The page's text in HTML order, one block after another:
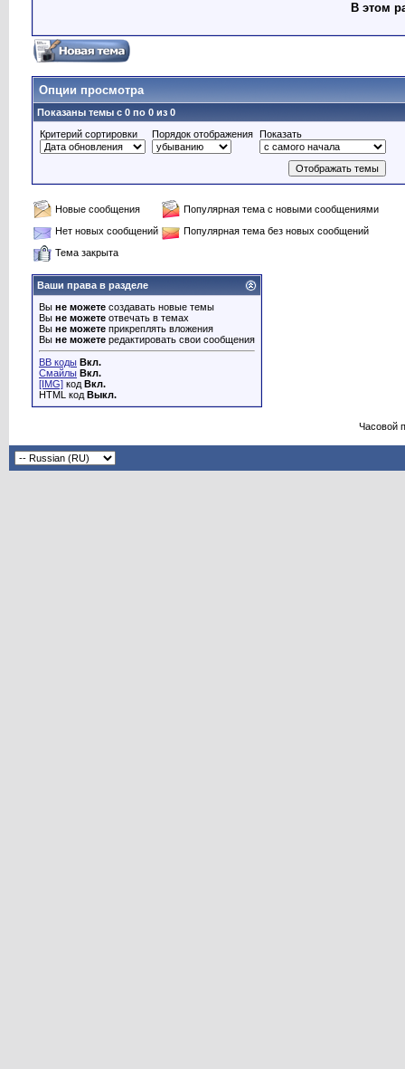
В этом
Опции просмотра
Показаны темы с 0 по 0 из 0
Критерий сортировки
Порядок отображения Показать
Новые сообщения
Популярная тема с новыми сообщениями
Нет новых сообщений
Популярная тема без новых сообщений
Тема закрыта
Ваши права в разделе
Вы не можете создавать новые темы
Вы не можете отвечать в темах
Вы не можете прикреплять вложения
Вы не можете редактировать свои сообщения
BB коды Вкл.
Смайлы Вкл.
[IMG] код Вкл.
HTML код Выкл.
Часовой